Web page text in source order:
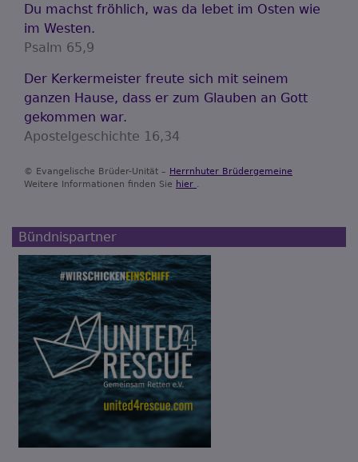
Du machst fröhlich, was da lebet im Osten wie
im Westen.
Psalm 65,9
Der Kerkermeister freute sich mit seinem
ganzen Hause, dass er zum Glauben an Gott
gekommen war.
Apostelgeschichte 16,34
© Evangelische Brüder-Unität – Herrnhuter Brüdergemeine
Weitere Informationen finden Sie hier .
Bündnispartner